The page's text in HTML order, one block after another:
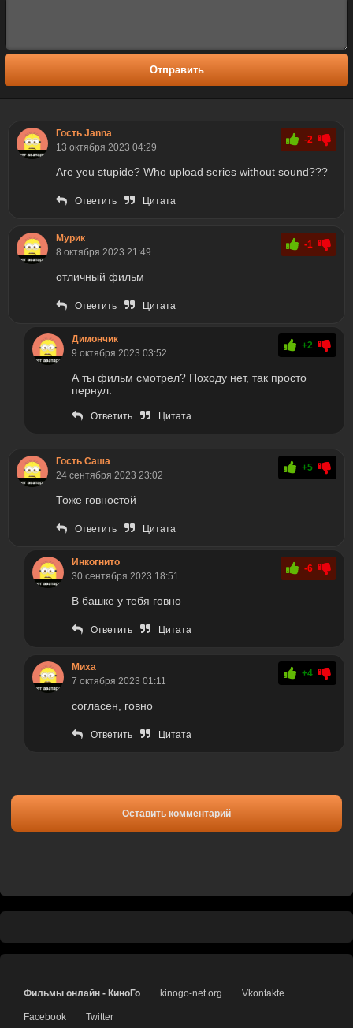
Отправить
Гость Janna
13 октября 2023 04:29
-2
Are you stupide? Who upload series without sound???
Ответить Цитата
Мурик
8 октября 2023 21:49
-1
отличный фильм
Ответить Цитата
Димончик
9 октября 2023 03:52
+2
А ты фильм смотрел? Походу нет, так просто
пернул.
Ответить Цитата
Гость Саша
24 сентября 2023 23:02
+5
Тоже говностой
Ответить Цитата
Инкогнито
30 сентября 2023 18:51
-6
В башке у тебя говно
Ответить Цитата
Миха
7 октября 2023 01:11
+4
согласен, говно
Ответить Цитата
Оставить комментарий
Фильмы онлайн - КиноГо kinogo-net.org Vkontakte
Facebook Twitter